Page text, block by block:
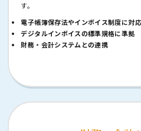
す。
電子帳簿保存法やインボイス制度に対応
デジタルインボイスの標準規格に準拠
財務・会計システムとの連携